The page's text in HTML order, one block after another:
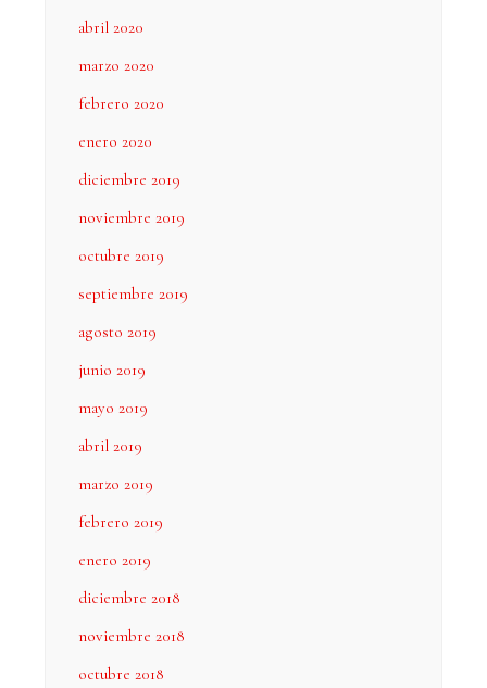
abril 2020
marzo 2020
febrero 2020
enero 2020
diciembre 2019
noviembre 2019
octubre 2019
septiembre 2019
agosto 2019
junio 2019
mayo 2019
abril 2019
marzo 2019
febrero 2019
enero 2019
diciembre 2018
noviembre 2018
octubre 2018